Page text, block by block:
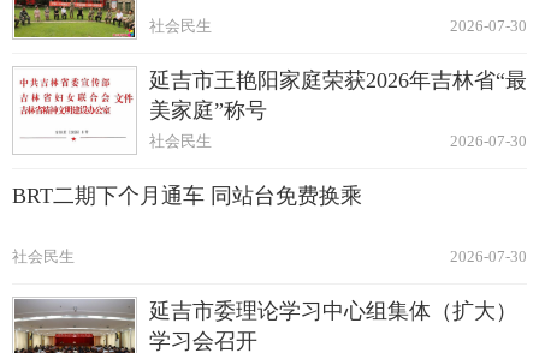
2026-07-30
社会民生
延吉市王艳阳家庭荣获2026年吉林省“最
美家庭”称号
2026-07-30
社会民生
BRT二期下个月通车 同站台免费换乘
2026-07-30
社会民生
延吉市委理论学习中心组集体（扩大）
学习会召开